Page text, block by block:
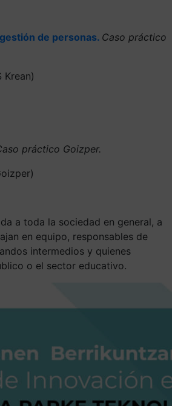
de personas. Caso práctico
Krean)
práctico Goizper.
a toda la sociedad en general, a
en equipo, responsables de
intermedios y quienes
o el sector educativo.